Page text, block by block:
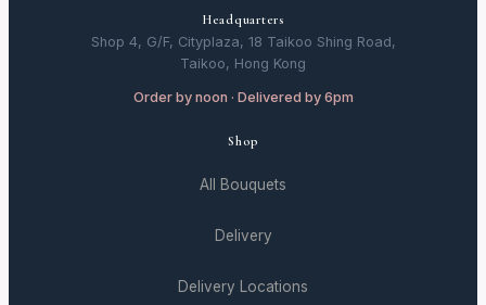
Headquarters
Shop 4, G/F, Cityplaza, 18 Taikoo Shing Road,
Taikoo, Hong Kong
Order by noon · Delivered by 6pm
Shop
All Bouquets
Delivery
Delivery Locations